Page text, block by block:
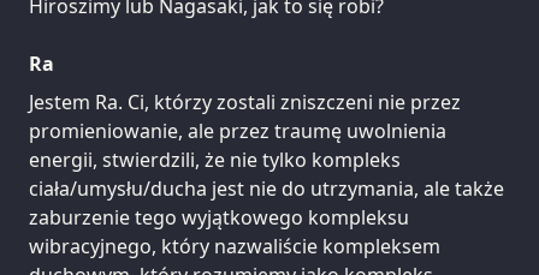
Hiroszimy lub Nagasaki, jak to się robi?
Ra
Jestem Ra. Ci, którzy zostali zniszczeni nie przez
promieniowanie, ale przez traumę uwolnienia
energii, stwierdzili, że nie tylko kompleks
ciała/umysłu/ducha jest nie do utrzymania, ale także
zaburzenie tego wyjątkowego kompleksu
wibracyjnego, który nazwaliście kompleksem